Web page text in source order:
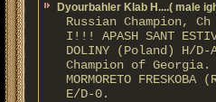
Dyourbahler Klab H....( male
Russian Champion,
I!!! APASH SANT
DOLINY (Poland) H/
Champion of Georgia.
MORMORETO
E/D-0.